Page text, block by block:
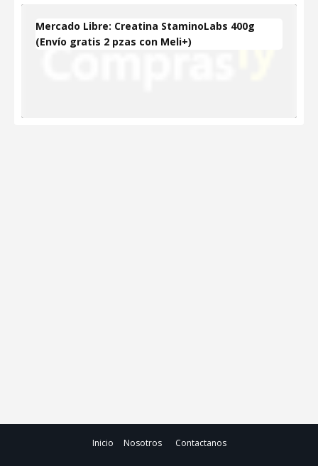
Mercado Libre: Creatina StaminoLabs 400g
(Envío gratis 2 pzas con Meli+)
Inicio Nosotros Contactanos